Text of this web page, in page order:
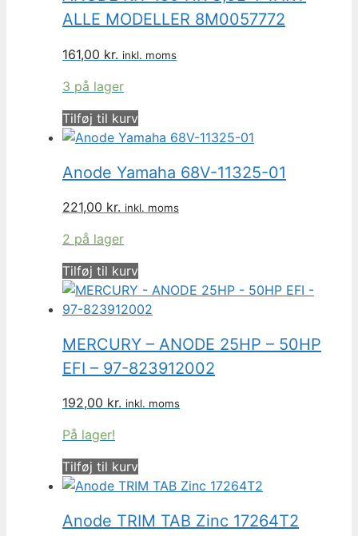
ALLE MODELLER 8M0057772
161,00 kr. inkl. moms
3 på lager
Tilføj til kurv
Anode Yamaha 68V-11325-01
221,00 kr. inkl. moms
2 på lager
Tilføj til kurv
MERCURY – ANODE 25HP – 50HP
EFI – 97-823912002
192,00 kr. inkl. moms
På lager!
Tilføj til kurv
Anode TRIM TAB Zinc 17264T2